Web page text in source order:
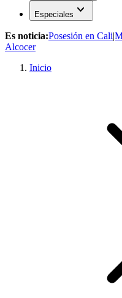
Especiales expand_more
Es noticia:Posesión en Cali|
Alcocer
Inicio